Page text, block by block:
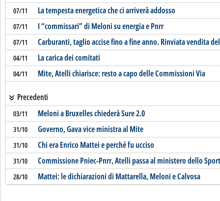
07/11 La tempesta energetica che ci arriverà addosso
07/11 I “commissari” di Meloni su energia e Pnrr
07/11 Carburanti, taglio accise fino a fine anno. Rinviata vendita
04/11 La carica dei comitati
04/11 Mite, Atelli chiarisce: resto a capo delle Commissioni Via
Precedenti
03/11 Meloni a Bruxelles chiederà Sure 2.0
31/10 Governo, Gava vice ministra al Mite
31/10 Chi era Enrico Mattei e perché fu ucciso
31/10 Commissione Pniec-Pnrr, Atelli passa al ministero dello Sport
28/10 Mattei: le dichiarazioni di Mattarella, Meloni e Calvosa